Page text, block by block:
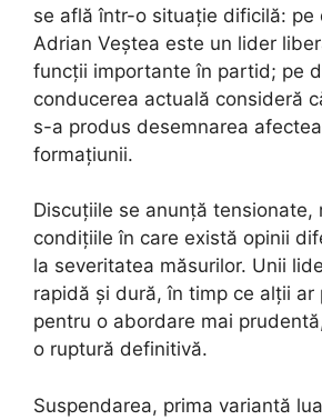
se află într-o situație dificilă: pe
Adrian Veștea este un lider
funcții importante în partid; pe
conducerea actuală consideră
s-a produs desemnarea
formațiunii.
Discuțiile se anunță tensionate,
condițiile în care există opinii
la severitatea măsurilor. Unii
rapidă și dură, în timp ce alții ar
pentru o abordare mai
o ruptură definitivă.
Suspendarea, prima variantă